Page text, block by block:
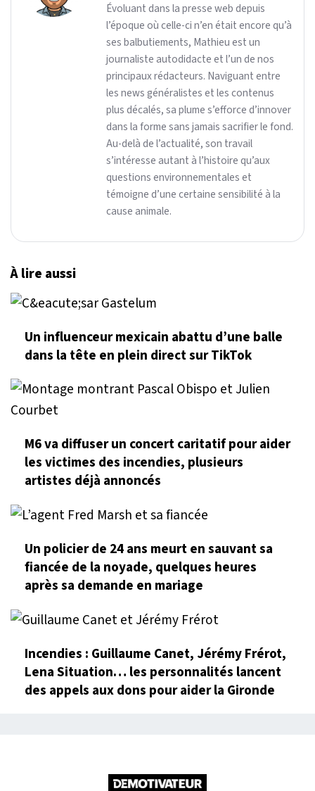
Évoluant dans la presse web depuis
l’époque où celle-ci n’en était encore qu’à
ses balbutiements, Mathieu est un
journaliste autodidacte et l’un de nos
principaux rédacteurs. Naviguant entre
les news généralistes et les contenus
plus décalés, sa plume s’efforce d’innover
dans la forme sans jamais sacrifier le fond.
Au-delà de l’actualité, son travail
s’intéresse autant à l’histoire qu’aux
questions environnementales et
témoigne d’une certaine sensibilité à la
cause animale.
À lire aussi
Un influenceur mexicain abattu d’une balle
dans la tête en plein direct sur TikTok
M6 va diffuser un concert caritatif pour aider
les victimes des incendies, plusieurs
artistes déjà annoncés
Un policier de 24 ans meurt en sauvant sa
fiancée de la noyade, quelques heures
après sa demande en mariage
Incendies : Guillaume Canet, Jérémy Frérot,
Lena Situation… les personnalités lancent
des appels aux dons pour aider la Gironde